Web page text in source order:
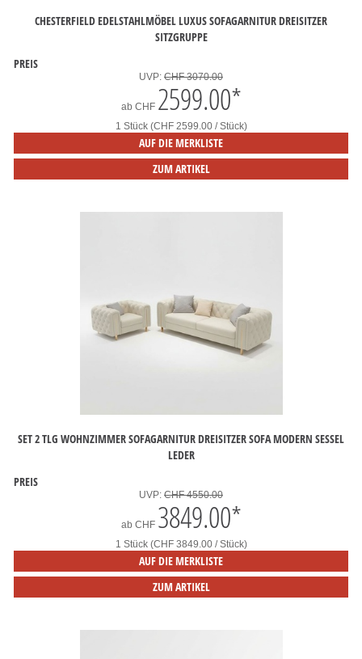
CHESTERFIELD EDELSTAHLMÖBEL LUXUS SOFAGARNITUR DREISITZER
SITZGRUPPE
PREIS
UVP: CHF 3070.00
ab CHF 2599.00*
1 Stück (CHF 2599.00 / Stück)
AUF DIE MERKLISTE
ZUM ARTIKEL
SET 2 TLG WOHNZIMMER SOFAGARNITUR DREISITZER SOFA MODERN SESSEL
LEDER
PREIS
UVP: CHF 4550.00
ab CHF 3849.00*
1 Stück (CHF 3849.00 / Stück)
AUF DIE MERKLISTE
ZUM ARTIKEL